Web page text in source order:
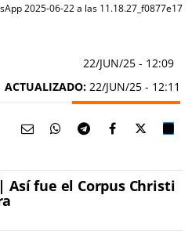
2025-06-22 a las 11.18.27_f0877e17
22/JUN/25 - 12:09
ACTUALIZADO: 22/JUN/25 - 12:11
| Así fue el Corpus Christi